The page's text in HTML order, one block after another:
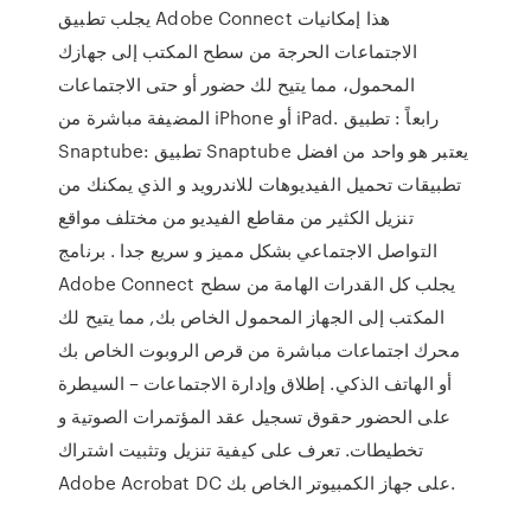
يجلب تطبيق Adobe Connect هذا إمكانيات
الاجتماعات الحرجة من سطح المكتب إلى جهازك
المحمول، مما يتيح لك حضور أو حتى الاجتماعات
المضيفة مباشرة من iPhone أو iPad. رابعاً : تطبيق
Snaptube: تطبيق Snaptube يعتبر هو واحد من افضل
تطبيقات تحميل الفيديوهات للاندرويد و الذي يمكنك من
تنزيل الكثير من مقاطع الفيديو من مختلف مواقع
التواصل الاجتماعي بشكل مميز و سريع جدا . برنامج
Adobe Connect يجلب كل القدرات الهامة من سطح
المكتب إلى الجهاز المحمول الخاص بك, مما يتيح لك
محرك اجتماعات مباشرة من قرص الروبوت الخاص بك
أو الهاتف الذكي. إطلاق وإدارة الاجتماعات – السيطرة
على الحضور حقوق تسجيل عقد المؤتمرات الصوتية و
تخطيطات. تعرف على كيفية تنزيل وتثبيت اشتراك
Adobe Acrobat DC على جهاز الكمبيوتر الخاص بك.